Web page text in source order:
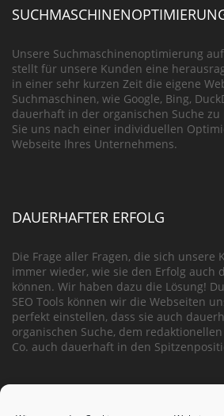
Unsere Suchmaschinenoptimierung
stellt für unsere Kunden eine
in einer sehr kurzen Zeit die eigene
Suchmaschinen, wie Google, Bing,
dauerhaft in der organischen Suche
Sie uns nach einer individuellen
Webseite Ihres Unternehmens.
DAUERHAFTER ERFOLG
Die Frage aller Fragen, die sich unsere
immer wieder, wie sie den Erfolg auch
können. Wir haben dazu die Lösung!
SEO Tools können wir die Webseiten
perfekt einstellen, dass sie auch
organischen Suche, dem
Co. auch dauerhaft in den